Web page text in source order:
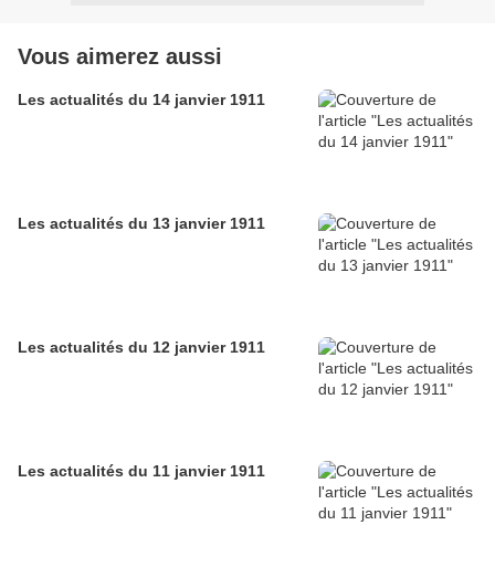
Vous aimerez aussi
Les actualités du 14 janvier 1911
Les actualités du 13 janvier 1911
Les actualités du 12 janvier 1911
Les actualités du 11 janvier 1911